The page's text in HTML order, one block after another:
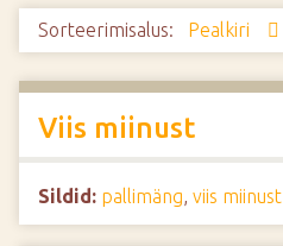
Sorteerimisalus: Pealkiri
Viis miinust
Sildid: pallimäng, viis miinust